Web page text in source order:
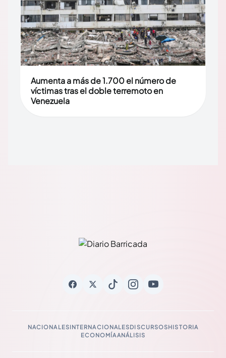
Aumenta a más de 1.700 el número de
víctimas tras el doble terremoto en
Venezuela
NACIONALESINTERNACIONALESDISCURSOSHISTORIA
ECONOMÍAANÁLISIS